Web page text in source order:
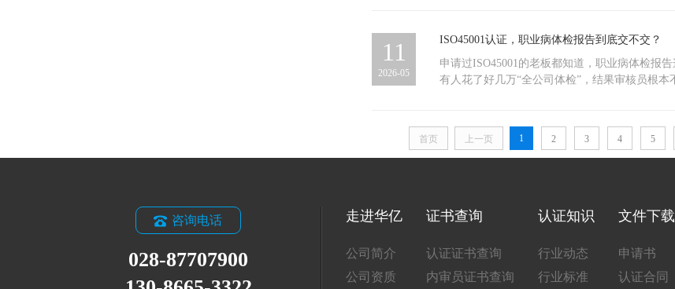
特别注意：不是拿到证就可以高枕无忧了。每
为“年度体检”，目的是确认企业的质量管理体系
才能继续正常使用。如果忽略年审，证书会被暂
失效了，只能重新申请，时间和费用成本都会
期：一般1-2个月，视企业规模和准备情况而定
审到期提醒：提前2个月准备，避免证书失效把
并非标准化商品，其费用因企业实际情况而异，
价的主要因素包括：企业实际人数、经营范围、
询服务成本等。 上述变量共同决定了最终的认
一般由企业另行承担。首次取证后，企业还需
行再认证。了解这一费用结构，有助于企业合
免仅关注初次报价而忽略长期成本。一句忠告
其损失将远超初始节省的认证费用。
11
2026-05
ISO45001认证，职业病体检报告到底交不交？
申请过ISO45001的老板都知道，职业病体检报
有人花了好几万“全公司体检”，结果审核员根
职业病体检报告，没多想就让全体员工——包
全套职业病专项体检，花费数万元。结果审核
等有机溶剂。工厂为了省事，只给员工做了普通
查，普通体检不予认可。结果认证暂停，工厂紧
久才重新审核。 再比如，一家小型陶瓷厂的投
职时没有做粉尘作业的专项体检，审核员直接开
首页 上一页 1 2 3 4 5
咨询电话
028-87707900
走进华亿
公司简介
公司资质
证书查询
认证证书查询
内审员证书查询
认证知识
行业动态
行业标准
文件下载
申请书
认证合同